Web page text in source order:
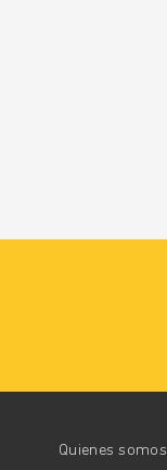
Quienes somos